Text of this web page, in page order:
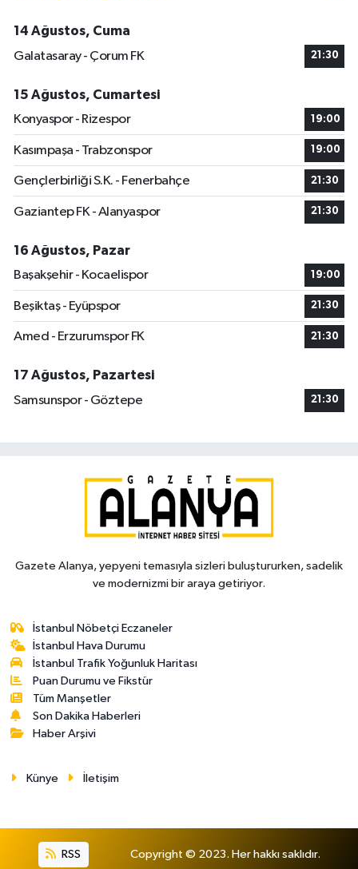
14 Ağustos, Cuma
Galatasaray - Çorum FK
21:30
15 Ağustos, Cumartesi
Konyaspor - Rizespor
19:00
Kasımpaşa - Trabzonspor 19:00
Gençlerbirliği S.K. - Fenerbahçe 21:30
Gaziantep FK - Alanyaspor 21:30
16 Ağustos, Pazar
Başakşehir - Kocaelispor
19:00
Beşiktaş - Eyüpspor 21:30
Amed - Erzurumspor FK 21:30
17 Ağustos, Pazartesi
Samsunspor - Göztepe
21:30
Gazete Alanya, yepyeni temasıyla sizleri buluştururken, sadelik
ve modernizmi bir araya getiriyor.
İstanbul Nöbetçi Eczaneler
İstanbul Hava Durumu
İstanbul Trafik Yoğunluk Haritası
Puan Durumu ve Fikstür
Tüm Manşetler
Son Dakika Haberleri
Haber Arşivi
Künye İletişim
RSS Copyright © 2023. Her hakkı saklıdır.